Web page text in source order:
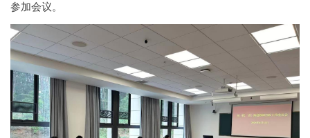
参加会议。